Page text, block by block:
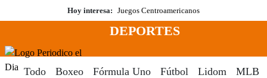
al
Hoy interesa: Juegos Centroamericanos
Menú
DEPORTES
Todo Boxeo Fórmula Uno Fútbol Lidom MLB